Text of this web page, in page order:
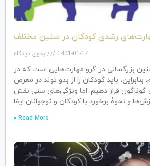
رشدی کودکان در سنین مختلف
1401-01-17 بدون دیدگاه
بزرگسالی در گرو مهارت‌هایی است که در
باید کودکان را از بدو تولد در معرض
قرار دهیم. اما ویژگی‌های سنی نقش
و نحوۀ برخورد با کودکان و نوجوانان ایفا
Read More »